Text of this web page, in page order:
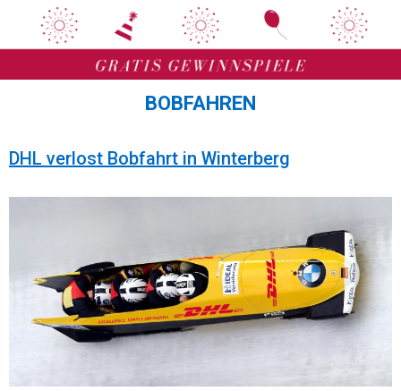
springen
springen
BOBFAHREN
DHL verlost Bobfahrt in Winterberg